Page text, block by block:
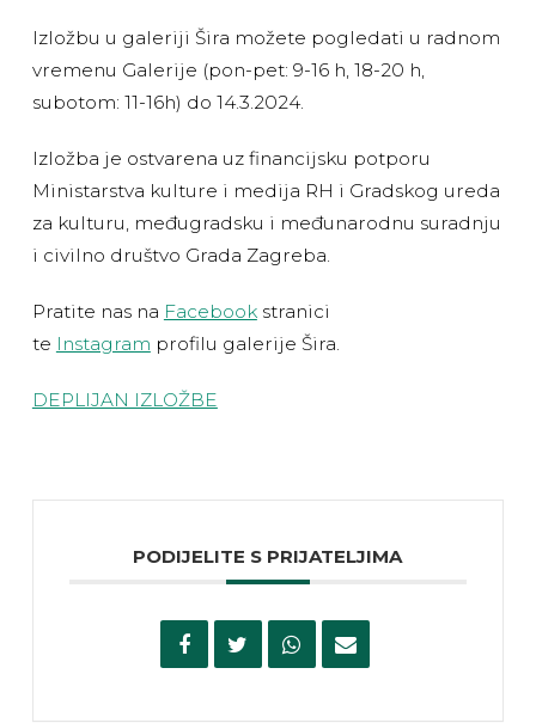
Izložbu u galeriji Šira možete pogledati u radnom
vremenu Galerije (pon-pet: 9-16 h, 18-20 h,
subotom: 11-16h) do 14.3.2024.
Izložba je ostvarena uz financijsku potporu
Ministarstva kulture i medija RH i Gradskog ureda
za kulturu, međugradsku i međunarodnu suradnju
i civilno društvo Grada Zagreba.
Pratite nas na Facebookstranici
te Instagram profilu galerije Šira.
DEPLIJAN IZLOŽBE
PODIJELITE S PRIJATELJIMA